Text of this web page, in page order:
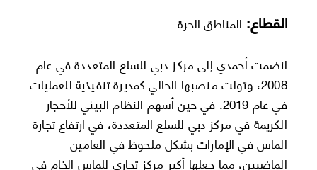
القطاع: المناطق الحرة
انضمت أحمدي إلى مركز دبي للسلع المتعددة في عام
2008، وتولت منصبها الحالي كمديرة تنفيذية للعمليات
في عام 2019. في حين أسهم النظام البيئي للأحجار
الكريمة في مركز دبي للسلع المتعددة، في ارتفاع تجارة
الماس في الإمارات بشكل ملحوظ في العامين
الماضيين، مما جعلها أكبر مركز تجاري للماس الخام في